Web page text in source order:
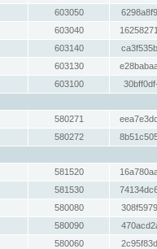
603050
603040
603140
603130
603100
580271
580272
581520
581530
580080
580090
580060